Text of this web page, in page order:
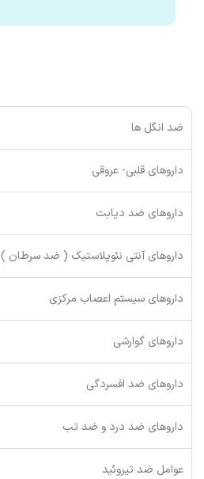
ضد انگل ها
داروهای قلبی- عروقی
داروهای ضد دیابت
داروهای آنتی نئوپلاستیک ( ضد سرطان )
داروهای سیستم اعصاب مرکزی
داروهای گوارشی
داروهای ضد افسردگی
داروهای ضد درد و ضد تب
عوامل ضد تیروئید